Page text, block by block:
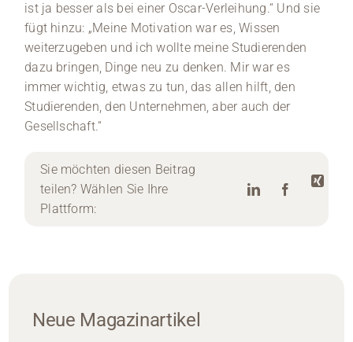
ist ja besser als bei einer Oscar-Verleihung.“ Und sie
fügt hinzu: „Meine Motivation war es, Wissen
weiterzugeben und ich wollte meine Studierenden
dazu bringen, Dinge neu zu denken. Mir war es
immer wichtig, etwas zu tun, das allen hilft, den
Studierenden, den Unternehmen, aber auch der
Gesellschaft.“
Sie möchten diesen Beitrag
teilen? Wählen Sie Ihre
Plattform:
Neue Magazinartikel